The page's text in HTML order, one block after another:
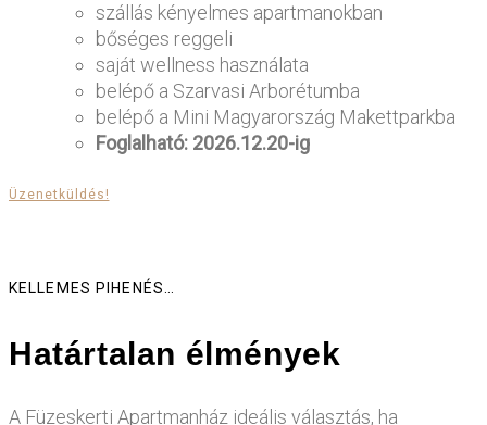
szállás kényelmes apartmanokban
bőséges reggeli
saját wellness használata
belépő a Szarvasi Arborétumba
belépő a Mini Magyarország Makettparkba
Foglalható: 2026.12.20-ig
Üzenetküldés!
KELLEMES PIHENÉS…
Határtalan élmények
A Füzeskerti Apartmanház ideális választás, ha